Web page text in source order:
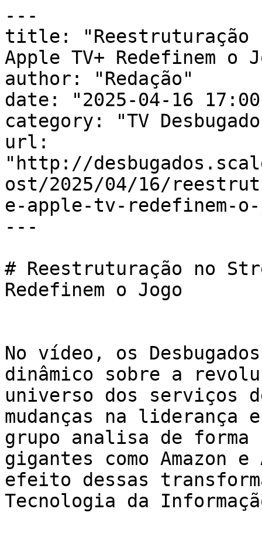
---
title: "Reestruturação
Apple TV+ Redefinem o
author: "Redação"
date: "2025-04-16
category: "TV
url:
"http://
ost/2025/04/16/
e-apple-tv-redefinem-o-
---
# Reestruturação no
Redefinem o Jogo
No vídeo, os
dinâmico sobre a
universo dos serviços
mudanças na
grupo analisa de forma
gigantes como Amazon
efeito dessas
Tecnologia da